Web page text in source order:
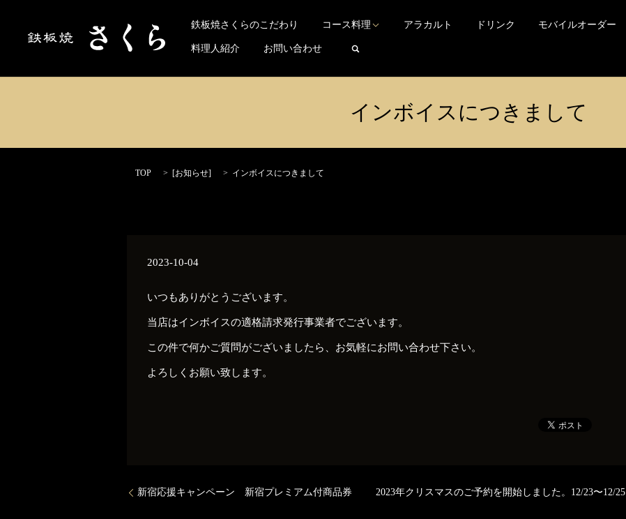
▼ 東京都新宿区西早稲田3-29-7 TEL 03-3200-2266
鉄板焼さくらのこだわり コース料理 アラカルト ドリンク モバイルオーダー
料理人紹介 お問い合わせ
インボイスにつきまして
TOP [お知らせ] インボイスにつきまして
2023-10-04
いつもありがとうございます。
当店はインボイスの適格請求発行事業者でございます。
この件で何かご質問がございましたら、お気軽にお問い合わせ下さい。
よろしくお願い致します。
新宿応援キャンペーン 新宿プレミアム付商品券 2023年クリスマスのご予約を開始しました。12/23〜12/25